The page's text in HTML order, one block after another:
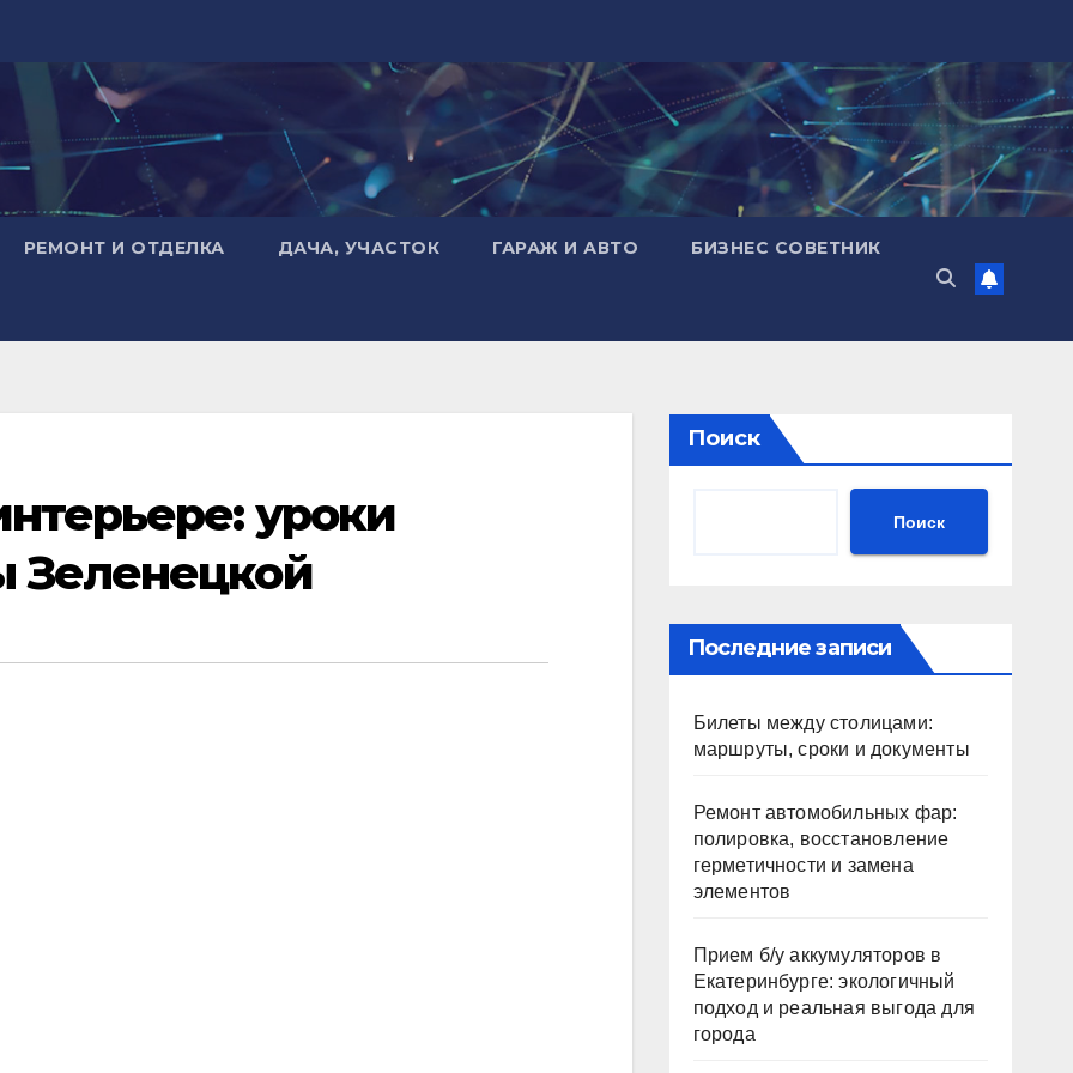
РЕМОНТ И ОТДЕЛКА ДАЧА, УЧАСТОК ГАРАЖ И АВТО БИЗНЕС СОВЕТНИК
уроки
Зеленецкой
Поиск
Поиск
Последние записи
Билеты между столицами:
маршруты, сроки и документы
Ремонт автомобильных фар:
полировка, восстановление
герметичности и замена
элементов
Прием б/у аккумуляторов в
Екатеринбурге: экологичный
подход и реальная выгода для
города